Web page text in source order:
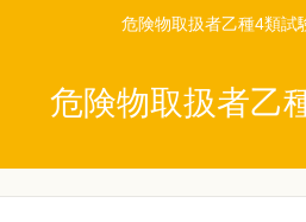
危険物取扱者乙種4類試
危険物取扱者乙